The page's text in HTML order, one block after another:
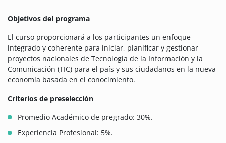
Objetivos del programa
El curso proporcionará a los participantes un enfoque
integrado y coherente para iniciar, planificar y gestionar
proyectos nacionales de Tecnología de la Información y la
Comunicación (TIC) para el país y sus ciudadanos en la nueva
economía basada en el conocimiento.
Criterios de preselección
Promedio Académico de pregrado: 30%.
Experiencia Profesional: 5%.